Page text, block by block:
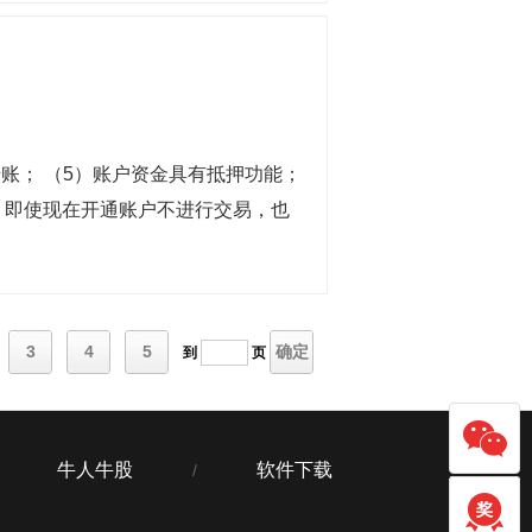
； （5）账户资金具有抵押功能；
使现在开通账户不进行交易，也
3 4 5 到 页 确定
牛人牛股 / 软件下载